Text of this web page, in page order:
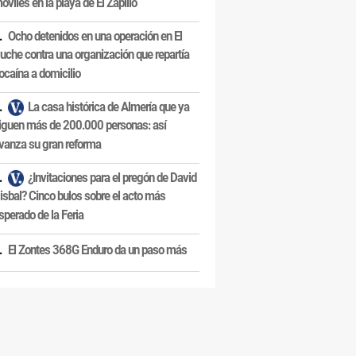
Ocho detenidos en una operación en El
contra una organización que repartía
a domicilio
La casa histórica de Almería que ya
más de 200.000 personas: así
su gran reforma
¿Invitaciones para el pregón de David
Cinco bulos sobre el acto más
de la Feria
El Zontes 368G Enduro da un paso más